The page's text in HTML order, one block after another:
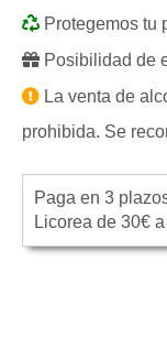
Protegemos tu
Posibilidad de
La venta de
prohibida. Se
Paga en 3
Licorea de 30€